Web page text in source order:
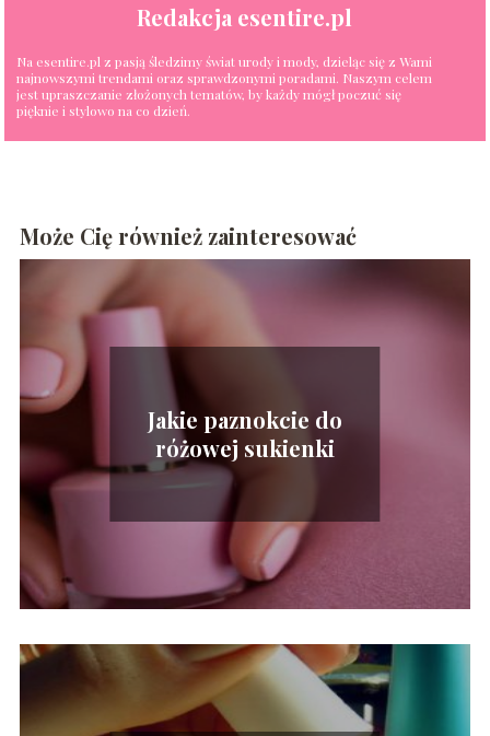
Redakcja esentire.pl
Na esentire.pl z pasją śledzimy świat urody i mody, dzieląc się z Wami
najnowszymi trendami oraz sprawdzonymi poradami. Naszym celem
jest upraszczanie złożonych tematów, by każdy mógł poczuć się
pięknie i stylowo na co dzień.
Może Cię również zainteresować
Jakie paznokcie do
różowej sukienki